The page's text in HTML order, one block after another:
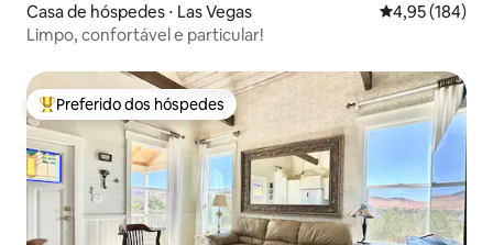
Casa de hóspedes ⋅ Las Vegas 4,95 de uma
4,95 (184)
Limpo, confortável e particular!
Entre os melhores preferidos dos hóspedes
Preferido dos hóspedes